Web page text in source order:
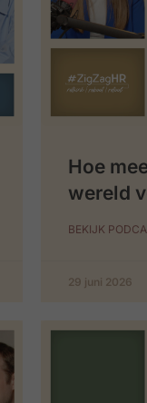
Hoe
wereld
BEKIJK
29 juni 2026